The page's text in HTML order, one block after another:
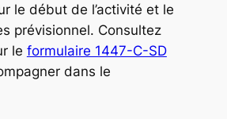
le début de l’activité et le
prévisionnel. Consultez
le formulaire 1447-C-SD
dans le